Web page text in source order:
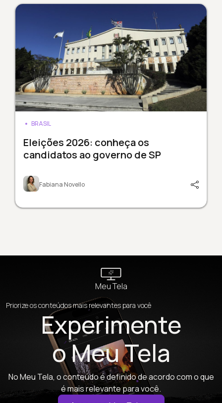
BRASIL
Eleições 2026: conheça os
candidatos ao governo de SP
Fabiana Novello
Meu Tela
Priorize os conteúdos mais relevantes para você
Experimente
o Meu Tela
No Meu Tela, o conteúdo é definido de acordo com o que
é mais relevante para você.